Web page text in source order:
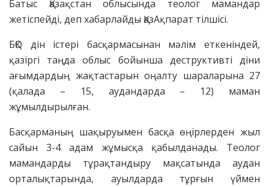
Батыс Қазақстан облысында теолог мамандар
жетіспейді, деп хабарлайды ҚазАқпарат тілшісі.
БҚО дін істері басқармасынан мәлім еткеніндей,
қазіргі таңда облыс бойынша деструктивті діни
ағымдардың жақтастарын оңалту шараларына 27
(қалада – 15, аудандарда – 12) маман
жұмылдырылған.
Басқарманың шақыруымен басқа өңірлерден жыл
сайын 3-4 адам жұмысқа қабылданады. Теолог
мамандарды тұрақтандыру мақсатында аудан
орталықтарында, ауылдарда тұрғын үймен